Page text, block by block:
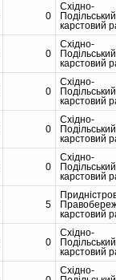
0
Східно-
Подільський
карстовий
0
Східно-
Подільський
карстовий
0
Східно-
Подільський
карстовий
0
Східно-
Подільський
карстовий
0
Східно-
Подільський
карстовий
5
карстовий
0
Східно-
Подільський
карстовий
Східно-